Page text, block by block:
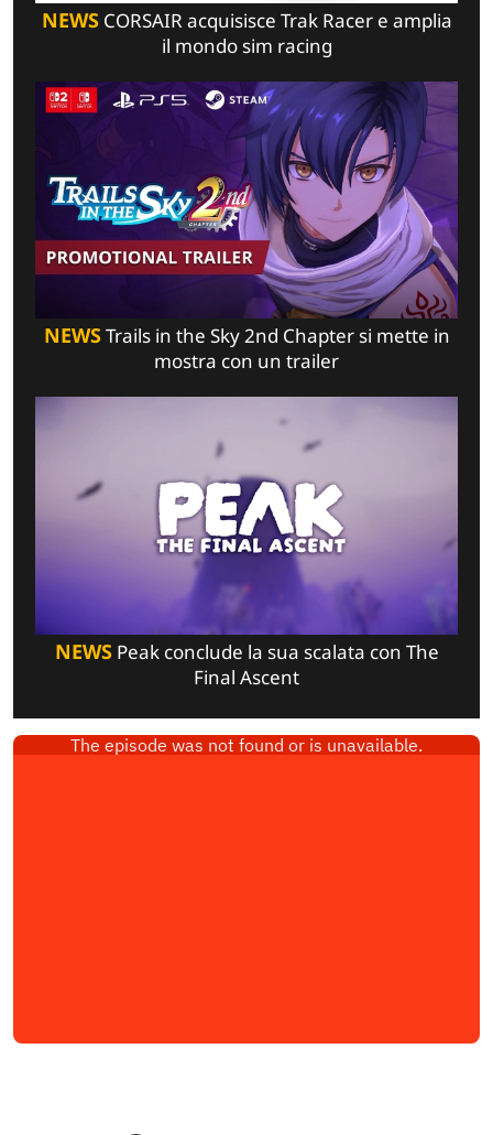
NEWSCORSAIR acquisisce Trak Racer e amplia
il mondo sim racing
NEWSTrails in the Sky 2nd Chapter si mette in
mostra con un trailer
NEWSPeak conclude la sua scalata con The
Final Ascent